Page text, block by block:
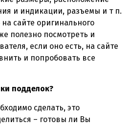
и индикации, разъемы и т п.
сайте оригинального
полезно посмотреть и
если оно есть, на сайте
и попробовать все
подделок?
сделать, это
– готовы ли Вы